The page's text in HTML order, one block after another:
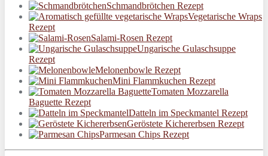
Schmandbrötchen Rezept
Vegetarische Wraps
Rezept
Salami-Rosen Rezept
Ungarische Gulaschsuppe
Rezept
Melonenbowle Rezept
Mini Flammkuchen Rezept
Tomaten Mozzarella
Baguette Rezept
Datteln im Speckmantel Rezept
Geröstete Kichererbsen Rezept
Parmesan Chips Rezept